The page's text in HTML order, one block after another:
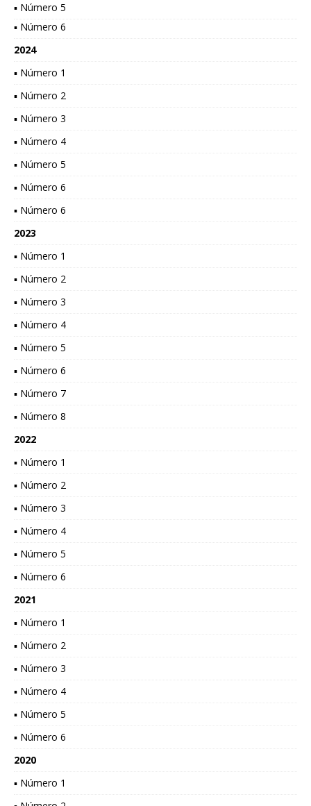
▪ Número 5
▪ Número 6
2024
▪ Número 1
▪ Número 2
▪ Número 3
▪ Número 4
▪ Número 5
▪ Número 6
▪ Número 6
2023
▪ Número 1
▪ Número 2
▪ Número 3
▪ Número 4
▪ Número 5
▪ Número 6
▪ Número 7
▪ Número 8
2022
▪ Número 1
▪ Número 2
▪ Número 3
▪ Número 4
▪ Número 5
▪ Número 6
2021
▪ Número 1
▪ Número 2
▪ Número 3
▪ Número 4
▪ Número 5
▪ Número 6
2020
▪ Número 1